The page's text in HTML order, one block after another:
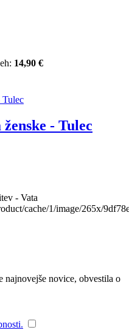
14,90 €
- Tulec
- Vata
cache/1/image/265x/
najnovejše novice, obvestila o